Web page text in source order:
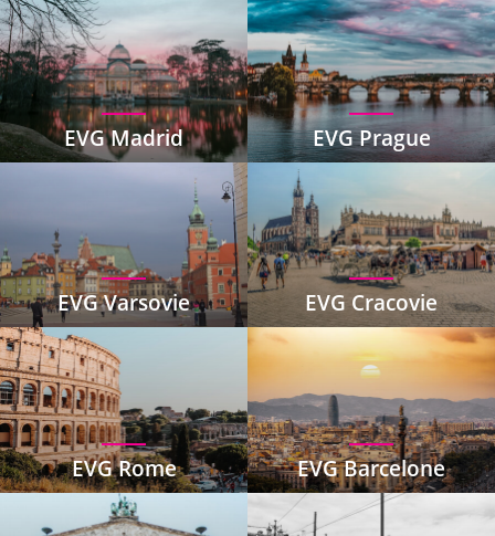
EVG Madrid EVG Prague
EVG Varsovie EVG Cracovie
EVG Rome EVG Barcelone